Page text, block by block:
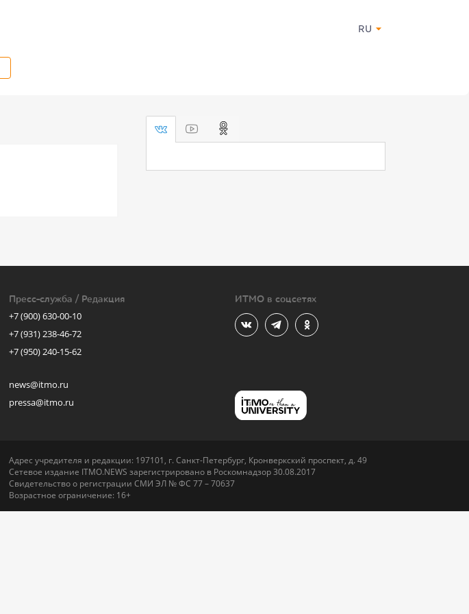
RU
Пресс-служба / Редакция
+7 (900) 630-00-10
+7 (931) 238-46-72
+7 (950) 240-15-62
news@itmo.ru
pressa@itmo.ru
ИТМО в соцсетях
Адрес учредителя и редакции: 197101, г. Санкт-Петербург, Кронверкский проспект, д. 49
Сетевое издание ITMO.NEWS зарегистрировано в Роскомнадзор 30.08.2017
Свидетельство о регистрации СМИ ЭЛ № ФС 77 – 70637
Возрастное ограничение: 16+